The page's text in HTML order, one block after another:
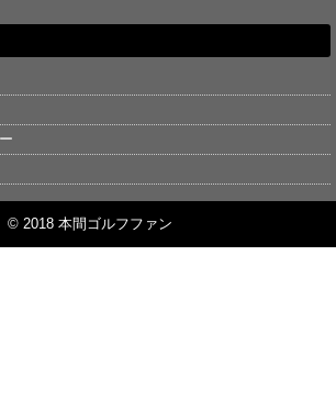
© 2018 本間ゴルフファン